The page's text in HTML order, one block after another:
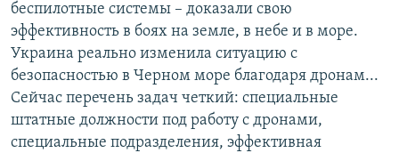
беспилотные системы – доказали свою
эффективность в боях на земле, в небе и в море.
Украина реально изменила ситуацию с
безопасностью в Черном море благодаря дронам...
Сейчас перечень задач четкий: специальные
штатные должности под работу с дронами,
специальные подразделения, эффективная